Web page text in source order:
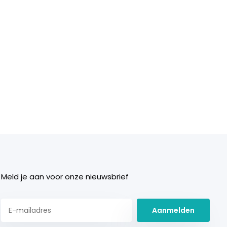
Meld je aan voor onze nieuwsbrief
Aanmelden